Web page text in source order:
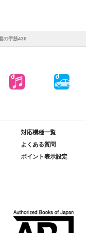
の手筋436
対応機種一覧
よくある質問
ポイント表示設定